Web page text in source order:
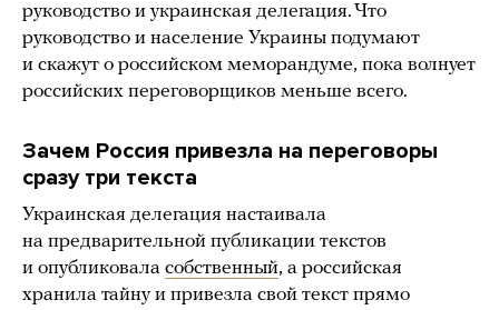
руководство и украинская делегация. Что
руководство и население Украины подумают
и скажут о российском меморандуме, пока волнует
российских переговорщиков меньше всего.
Зачем Россия привезла на переговоры
сразу три текста
Украинская делегация настаивала
на предварительной публикации текстов
и опубликовала собственный, а российская
хранила тайну и привезла свой текст прямо